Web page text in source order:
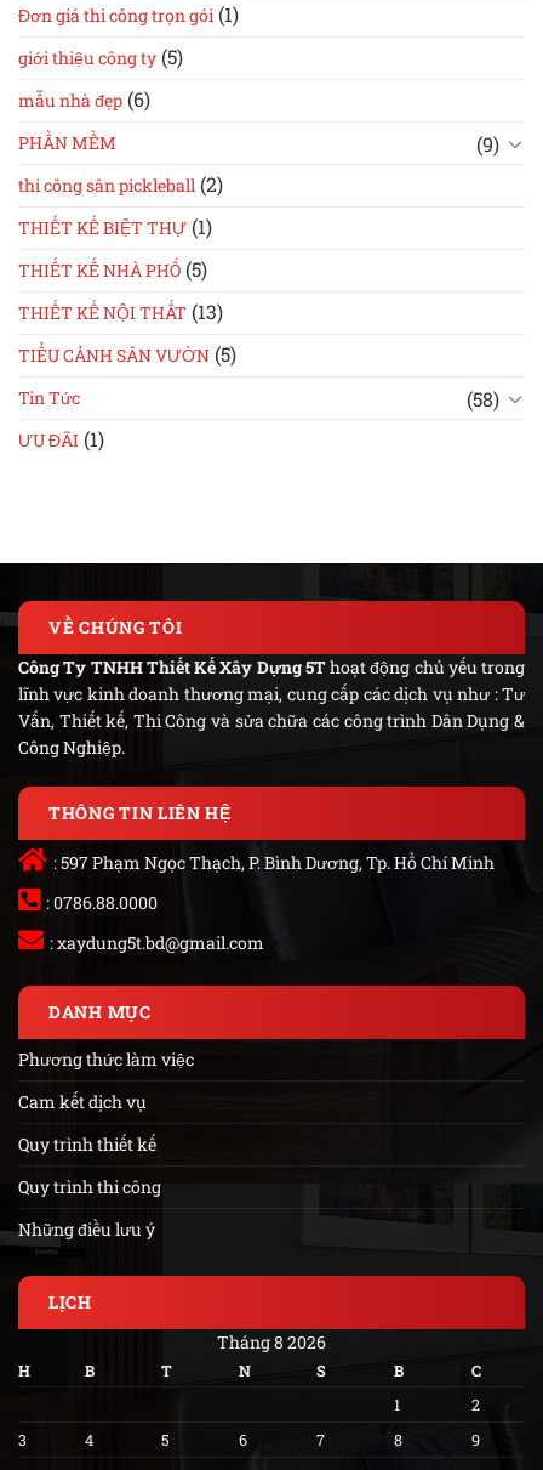
Đơn giá thi công trọn gói (1)
giới thiệu công ty (5)
mẫu nhà đẹp (6)
PHẦN MỀM (9)
thi công sân pickleball (2)
THIẾT KẾ BIỆT THỰ (1)
THIẾT KẾ NHÀ PHỐ (5)
THIẾT KẾ NỘI THẤT (13)
TIỂU CẢNH SÂN VƯỜN (5)
Tin Tức (58)
ƯU ĐÃI (1)
VỀ CHÚNG TÔI
Công Ty TNHH Thiết Kế Xây Dựng 5Thoạt động chủ yếu trong
lĩnh vực kinh doanh thương mại, cung cấp các dịch vụ như : Tư
Vấn, Thiết kế, Thi Công và sửa chữa các công trình Dân Dụng &
Công Nghiệp.
THÔNG TIN LIÊN HỆ
: 597 Phạm Ngọc Thạch, P. Bình Dương, Tp. Hồ Chí Minh
: 0786.88.0000
:xaydung5t.bd@gmail.com
DANH MỤC
Phương thức làm việc
Cam kết dịch vụ
Quy trình thiết kế
Quy trình thi công
Những điều lưu ý
LỊCH
Tháng 8 2026
H B T N S B
C
1
2
3
4 5 6 7 8
9